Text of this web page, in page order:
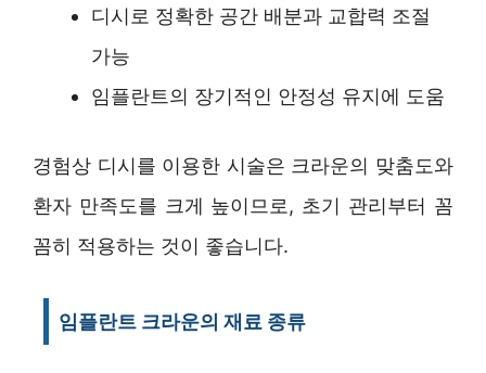
디시로 정확한 공간 배분과 교합력 조절
가능
임플란트의 장기적인 안정성 유지에 도움
경험상 디시를 이용한 시술은 크라운의 맞춤도와
환자 만족도를 크게 높이므로, 초기 관리부터 꼼
꼼히 적용하는 것이 좋습니다.
임플란트 크라운의 재료 종류